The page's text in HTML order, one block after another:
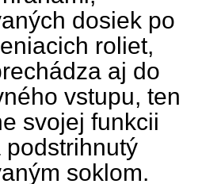
dosiek po
roliet,
aj do
vstupu, ten
svojej funkcii
podstrihnutý
soklom.